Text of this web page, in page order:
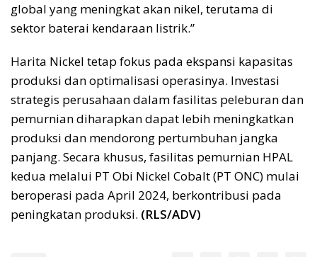
global yang meningkat akan nikel, terutama di
sektor baterai kendaraan listrik.”
Harita Nickel tetap fokus pada ekspansi kapasitas
produksi dan optimalisasi operasinya. Investasi
strategis perusahaan dalam fasilitas peleburan dan
pemurnian diharapkan dapat lebih meningkatkan
produksi dan mendorong pertumbuhan jangka
panjang. Secara khusus, fasilitas pemurnian HPAL
kedua melalui PT Obi Nickel Cobalt (PT ONC) mulai
beroperasi pada April 2024, berkontribusi pada
peningkatan produksi. (RLS/ADV)